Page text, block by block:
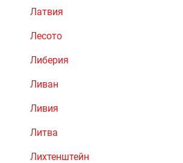
Латвия
Лесото
Либерия
Ливан
Ливия
Литва
Лихтенштейн